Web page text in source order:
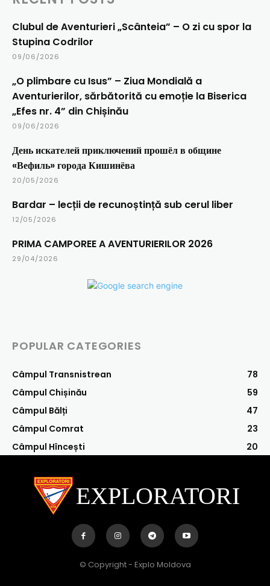
Clubul de Aventurieri „Scânteia” – O zi cu spor la
Stupina Codrilor
09/06/2026
„O plimbare cu Isus” – Ziua Mondială a
Aventurierilor, sărbătorită cu emoție la Biserica
„Efes nr. 4” din Chișinău
09/06/2026
День искателей приключений прошёл в общине
«Вефиль» города Кишинёва
20/05/2026
Bardar – lecții de recunoștință sub cerul liber
12/05/2026
PRIMA CAMPOREE A AVENTURIERILOR 2026
29/04/2026
POPULAR CATEGORIES
Câmpul Transnistrean
78
Câmpul Chișinău
59
Câmpul Bălți
47
Câmpul Comrat
23
Câmpul Hîncești
20
EXPLORATORI
© Copyright - Explo Moldova